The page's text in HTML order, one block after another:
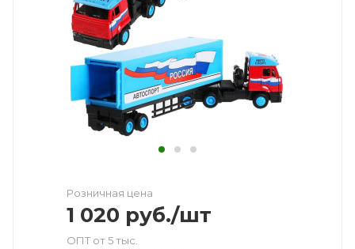
Розничная цена
1 020 руб./шт
ОПТ от 5 тыс.